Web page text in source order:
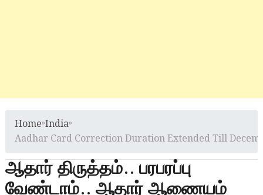
Home»India»
Aadhar Card Correction Duration Extended Till
ஆதார் திருத்தம்.. பரபரப்பு
வேண்டாம்.. ஆதார் ஆணையம்